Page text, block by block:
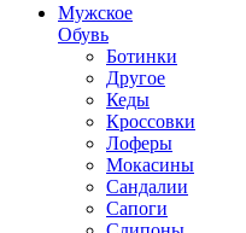
Мужское
Обувь
Ботинки
Другое
Кеды
Кроссовки
Лоферы
Мокасины
Сандалии
Сапоги